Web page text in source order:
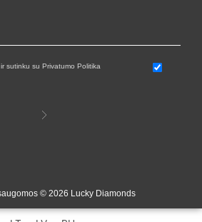
sutinku su Privatumo Politika
© 2026 Lucky Diamonds